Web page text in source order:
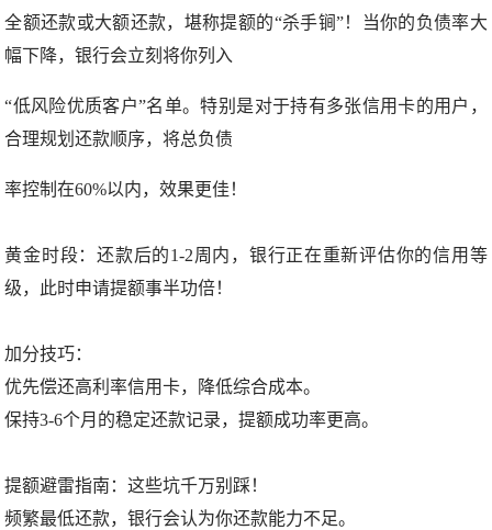
全额还款或大额还款，堪称提额的“杀手锏”！当你的负债率大
幅下降，银行会立刻将你列入
“低风险优质客户”名单。特别是对于持有多张信用卡的用户，
合理规划还款顺序，将总负债
率控制在60%以内，效果更佳！
黄金时段：还款后的1-2周内，银行正在重新评估你的信用等
级，此时申请提额事半功倍！
加分技巧：
优先偿还高利率信用卡，降低综合成本。
保持3-6个月的稳定还款记录，提额成功率更高。
提额避雷指南：这些坑千万别踩！
频繁最低还款，银行会认为你还款能力不足。